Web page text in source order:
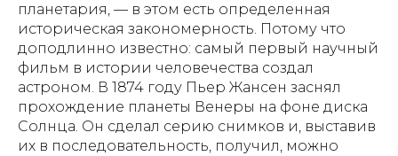
планетария, — в этом есть определенная
историческая закономерность. Потому что
доподлинно известно: самый первый научный
фильм в истории человечества создал
астроном. В 1874 году Пьер Жансен заснял
прохождение планеты Венеры на фоне диска
Солнца. Он сделал серию снимков и, выставив
их в последовательность, получил, можно